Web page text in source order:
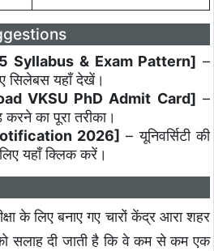
Syllabus & Exam Pattern] –
सिलेबस यहाँ देखें।
VKSU PhD Admit Card] –
करने का पूरा तरीका।
2026] – यूनिवर्सिटी की
यहाँ क्लिक करें।
के लिए बनाए गए चारों केंद्र आरा शहर
को सलाह दी जाती है कि वे कम से कम एक